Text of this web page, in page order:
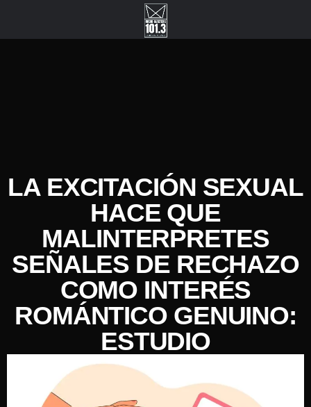
LA EXCITACIÓN SEXUAL
HACE QUE
MALINTERPRETES
SEÑALES DE RECHAZO
COMO INTERÉS
ROMÁNTICO GENUINO:
ESTUDIO